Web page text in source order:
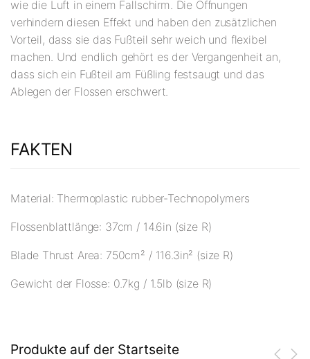
wie die Luft in einem Fallschirm. Die Öffnungen
verhindern diesen Effekt und haben den zusätzlichen
Vorteil, dass sie das Fußteil sehr weich und flexibel
machen. Und endlich gehört es der Vergangenheit an,
dass sich ein Fußteil am Füßling festsaugt und das
Ablegen der Flossen erschwert.
FAKTEN
Material: Thermoplastic rubber-Technopolymers
Flossenblattlänge: 37cm / 14.6in (size R)
Blade Thrust Area: 750cm² / 116.3in² (size R)
Gewicht der Flosse: 0.7kg / 1.5lb (size R)
Produkte auf der Startseite